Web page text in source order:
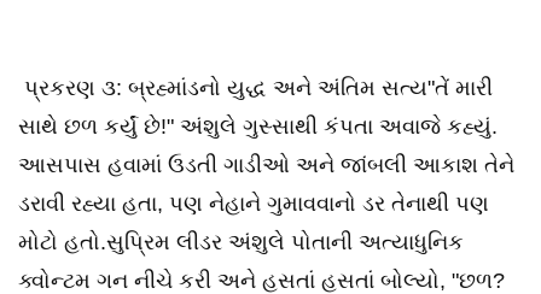
પ્રકરણ ૩: બ્રહ્માંડનો યુદ્ધ અને અંતિમ સત્ય"તેં મારી
સાથે છળ કર્યું છે!" અંશુલે ગુસ્સાથી કંપતા અવાજે કહ્યું.
આસપાસ હવામાં ઉડતી ગાડીઓ અને જાંબલી આકાશ તેને
ડરાવી રહ્યા હતા, પણ નેહાને ગુમાવવાનો ડર તેનાથી પણ
મોટો હતો.સુપ્રિમ લીડર અંશુલે પોતાની અત્યાધુનિક
ક્વોન્ટમ ગન નીચે કરી અને હસતાં હસતાં બોલ્યો, "છળ?